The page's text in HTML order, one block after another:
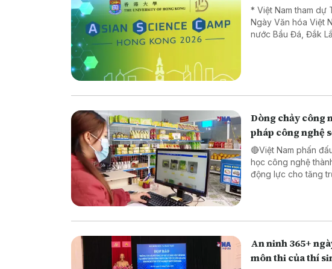
* Việt Nam tham dự
Ngày Văn hóa Việt
nước Bầu Đá, Đắk
Dòng chảy công
pháp công nghệ
🔴Việt Nam phấn
học công nghệ
động lực cho tăng trưởng kinh tế 🔴 Tạo đột
An ninh 365+
môn thi của thí